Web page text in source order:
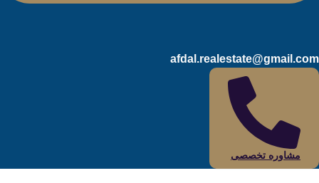
مشاوره تخصصی